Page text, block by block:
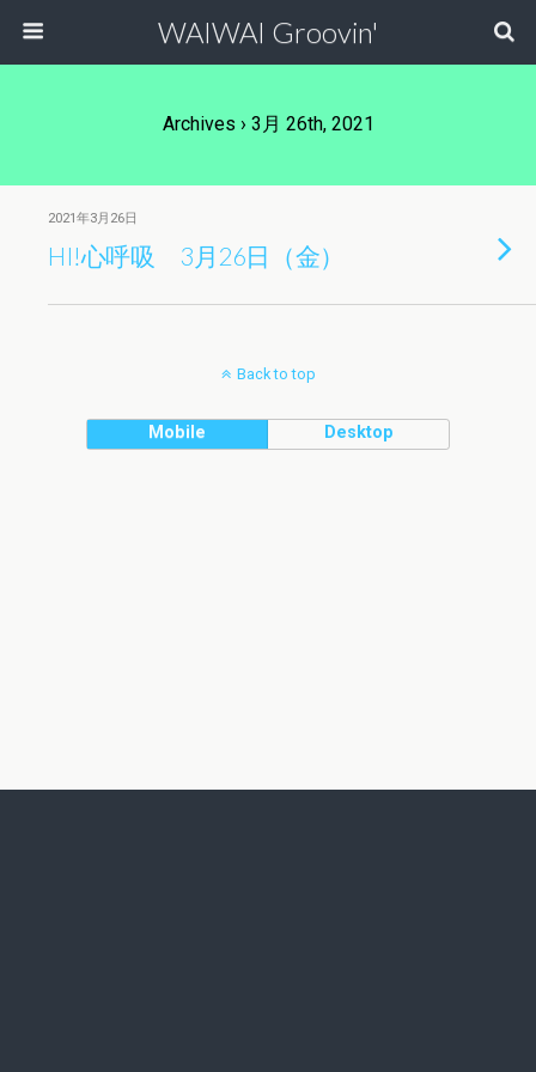
WAIWAI Groovin'
Archives › 3月 26th, 2021
2021年3月26日
HI!心呼吸 3月26日（金）
Back to top
Mobile Desktop